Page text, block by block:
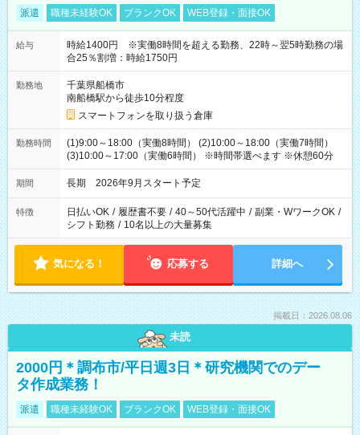
派遣 職種未経験OK ブランクOK WEB登録・面接OK
給与
時給1400円 ※実働8時間を超える勤務、22時～翌5時勤務の場
合25％割増：時給1750円
勤務地
千葉県船橋市
南船橋駅から徒歩10分程度
スマートフォンを取り扱う倉庫
勤務時間
(1)9:00～18:00（実働8時間） (2)10:00～18:00（実働7時間）
(3)10:00～17:00（実働6時間） ※時間帯選べます ※休憩60分
期間 長期 2026年9月スタート予定
特徴 日払いOK / 履歴書不要 / 40～50代活躍中 / 副業・WワークOK /
シフト勤務 / 10名以上の大量募集
気になる！ 応募する 詳細へ
掲載日：2026.08.06
未読
2000円＊調布市/平日週3日＊研究機関でのデー
タ作成業務！
派遣 職種未経験OK ブランクOK WEB登録・面接OK